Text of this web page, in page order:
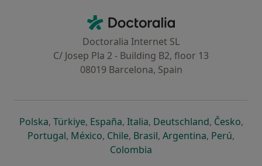
Doctoralia - Página de inicio
Doctoralia Internet SL
C/ Josep Pla 2 - Building B2, floor 13
08019 Barcelona, Spain
Polskase abre en una nueva pestaña
, Türkiyese abre en una nueva pestaña
, Españase abre en una nueva pestaña
, Italiase abre en una nueva
, Deutschlandse abre en
, Českose
,
Portugalse abre en una nueva pestaña
, Méxicose abre en una nueva pestaña
, Chilese abre en una nueva pestaña
, Brasilse abre en una nueva
, Argentinase abre en
, Perúse
,
Colombia